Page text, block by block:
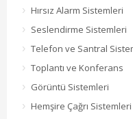
Hırsız Alarm Sistemleri
Seslendirme Sistemleri
Telefon ve Santral
Toplantı ve Konferans
Görüntü Sistemleri
Hemşire Çağrı Sistemleri